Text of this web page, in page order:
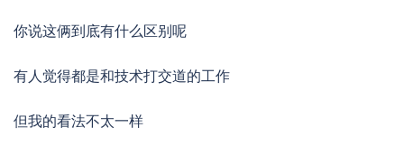
你说这俩到底有什么区别呢
有人觉得都是和技术打交道的工作
但我的看法不太一样